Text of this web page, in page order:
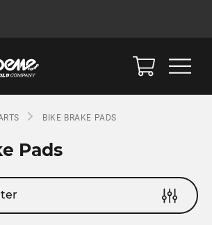
BIKE BRAKE PADS
Pads